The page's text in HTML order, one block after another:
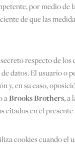
por medio de
de que las
respecto de
datos. El usuario o
y, en su caso,
aBrooks Brothers,a
citados en el
cookies cuando el